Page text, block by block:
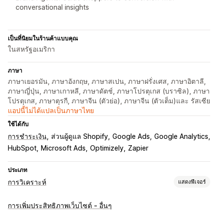
conversational insights
เป็นที่นิยมในร้านค้าแบบคุณ
ในสหรัฐอเมริกา
ภาษา
ภาษาเยอรมัน, ภาษาอังกฤษ, ภาษาสเปน, ภาษาฝรั่งเศส, ภาษาอิตาลี,
ภาษาญี่ปุ่น, ภาษาเกาหลี, ภาษาดัตช์, ภาษาโปรตุเกส (บราซิล), ภาษา
โปรตุเกส, ภาษาตุรกี, ภาษาจีน (ตัวย่อ), ภาษาจีน (ตัวเต็ม)และ รัสเซีย
แอปนี้ไม่ได้แปลเป็นภาษาไทย
ใช้ได้กับ
การชำระเงิน ส่วนผู้ดูแล Shopify Google Ads Google Analytics
HubSpot
Microsoft Ads Optimizely Zapier
ประเภท
การวิเคราะห์ แสดงฟีเจอร์
พฤติกรรมของลูกค้า
การเพิ่มประสิทธิภาพเว็บไซต์ - อื่นๆ